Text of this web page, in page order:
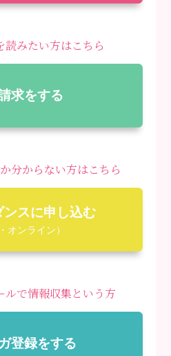
読みたい方はこちら
求をする
分からない方はこちら
ンスに申し込む
オンライン）
ルで情報収集という方
登録をする